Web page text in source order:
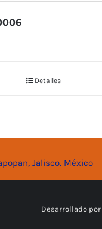
Detalles
Jalisco. México
Desarrollado por